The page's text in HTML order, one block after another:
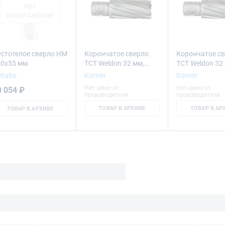
сверло HM
мм
054 ₽
ТОВАР В АРХИВЕ
Корончатое сверло
TCT Weldon 32 мм,
100х120 мм Kornor
Kornor
Нет цены от
производителя
ТОВАР В АРХИВЕ
Корончатое
TCT Weldon
100х150 мм
Kornor
Нет цены от
производителя
ТОВАР В